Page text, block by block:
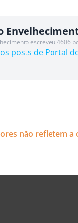
escreveu 4606
posts de Portal
não refletem